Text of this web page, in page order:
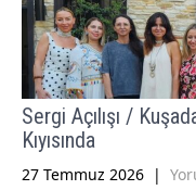
Sergi Açılışı /
Kıyısında
27 Temmuz 2026 |